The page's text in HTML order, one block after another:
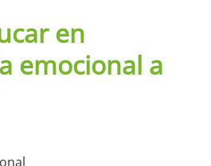
en
emocional a